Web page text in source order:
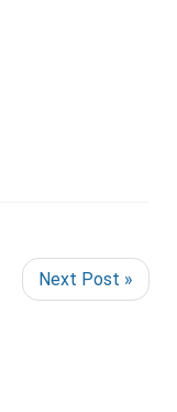
Next Post »